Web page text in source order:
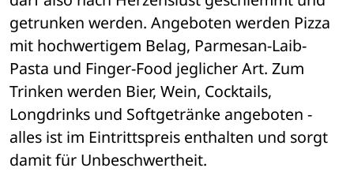
getrunken werden. Angeboten werden Pizza
mit hochwertigem Belag, Parmesan-Laib-
Pasta und Finger-Food jeglicher Art. Zum
Trinken werden Bier, Wein, Cocktails,
Longdrinks und Softgetränke angeboten -
alles ist im Eintrittspreis enthalten und sorgt
damit für Unbeschwertheit.